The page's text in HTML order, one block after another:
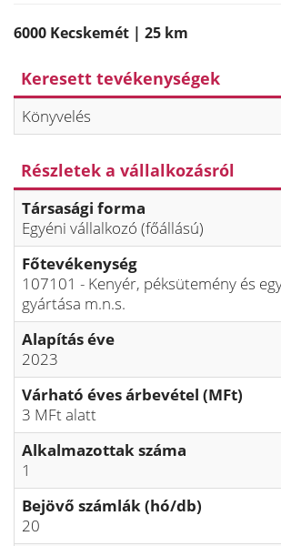
6000 Kecskemét | 25 km
Keresett tevékenységek
Könyvelés
Részletek a vállalkozásról
Társasági forma
Egyéni vállalkozó (főállású)
Főtevékenység
107101 - Kenyér, péksütemény és
gyártása m.n.s.
Alapítás éve
2023
Várható éves árbevétel (MFt)
3 MFt alatt
Alkalmazottak száma
1
Bejövő számlák (hó/db)
20